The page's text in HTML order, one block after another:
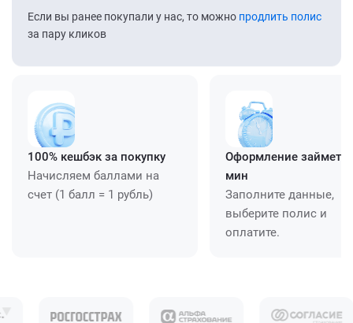
Если вы ранее покупали у нас, то можно продлить полис
за пару кликов
100% кешбэк за покупку
Начисляем баллами на
счет (1 балл = 1 рубль)
Оформление займет
мин
Заполните данные,
выберите полис и
оплатите.